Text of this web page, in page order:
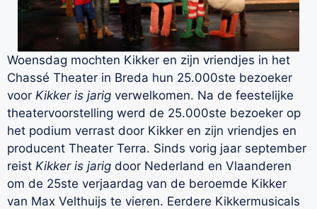
Woensdag mochten Kikker en zijn vriendjes in het
Chassé Theater in Breda hun 25.000ste bezoeker
voor Kikker is jarig verwelkomen. Na de feestelijke
theatervoorstelling werd de 25.000ste bezoeker op
het podium verrast door Kikker en zijn vriendjes en
producent Theater Terra. Sinds vorig jaar september
reist Kikker is jarig door Nederland en Vlaanderen
om de 25ste verjaardag van de beroemde Kikker
van Max Velthuijs te vieren. Eerdere Kikkermusicals